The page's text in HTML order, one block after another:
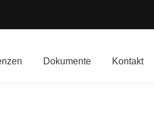
Dokumente Kontakt